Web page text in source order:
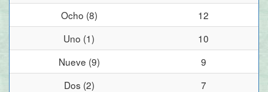
Ocho (8)
12
Uno (1)
10
Nueve (9)
9
Dos (2)
7